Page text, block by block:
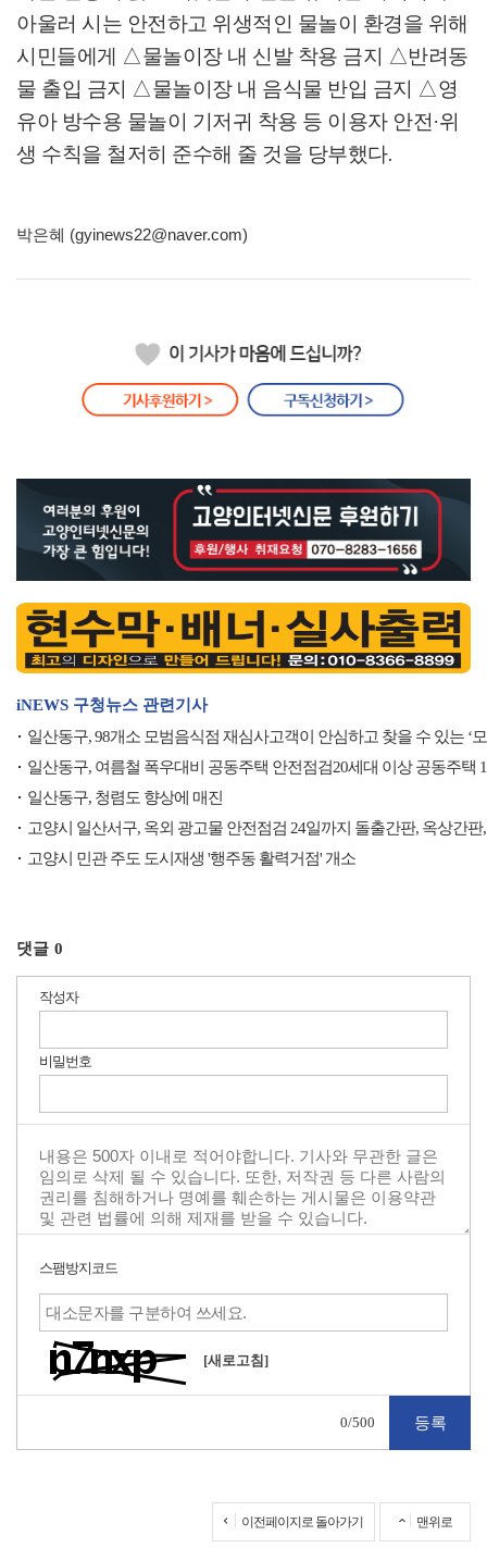
아울러 시는 안전하고 위생적인 물놀이 환경을 위해
시민들에게
△물놀이장 내 신발 착용 금지 △반려동
물 출입 금지
△물놀이장 내 음식물 반입 금지 △영
유아 방수용 물놀이 기저귀 착용 등 이용자 안전·위
생 수칙을 철저히 준수해 줄 것을 당부했다.
박은혜 (gyinews22@naver.com)
iNEWS 구청뉴스 관련기사
일산동구, 98개소 모범음식점 재심사고객이 안심하고 찾을 수 있는 ‘
일산동구, 여름철 폭우대비 공동주택 안전점검20세대 이상 공동주택
일산동구, 청렴도 향상에 매진
고양시 일산서구, 옥외 광고물 안전점검 24일까지 돌출간판, 옥상간판
고양시 민관 주도 도시재생 '행주동 활력거점' 개소
댓글 0
작성자
비밀번호
스팸방지코드
[새로고침]
0/500
이전페이지로 돌아가기 맨위로